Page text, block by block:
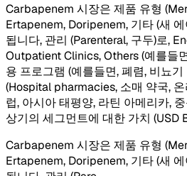
Carbapenem 시장은 제품 유형
Ertapenem, Doripenem, 기타 (새
됩니다, 관리 (Parenteral, 구두)로,
Outpatient Clinics, Others (예를들
용 프로그램 (예를들면, 폐렴, 비뇨기
(Hospital pharmacies, 소매 약국, 온
럽, 아시아 태평양, 라틴 아메리카,
상기의 세그먼트에 대한 가치 (USD
Carbapenem 시장은 제품 유형
Ertapenem, Doripenem, 기타 (새